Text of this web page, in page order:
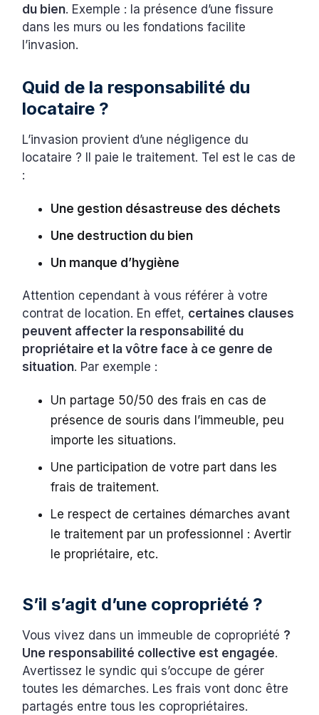
du bien. Exemple : la présence d’une fissure
dans les murs ou les fondations facilite
l’invasion.
Quid de la responsabilité du
locataire ?
L’invasion provient d’une négligence du
locataire ? Il paie le traitement. Tel est le cas de
:
Une gestion désastreuse des déchets
Une destruction du bien
Un manque d’hygiène
Attention cependant à vous référer à votre
contrat de location. En effet, certaines clauses
peuvent affecter la responsabilité du
propriétaire et la vôtre face à ce genre de
situation. Par exemple :
Un partage 50/50 des frais en cas de
présence de souris dans l’immeuble, peu
importe les situations.
Une participation de votre part dans les
frais de traitement.
Le respect de certaines démarches avant
le traitement par un professionnel : Avertir
le propriétaire, etc.
S’il s’agit d’une copropriété ?
Vous vivez dans un immeuble de copropriété ?
Une responsabilité collective est engagée.
Avertissez le syndic qui s’occupe de gérer
toutes les démarches. Les frais vont donc être
partagés entre tous les copropriétaires.